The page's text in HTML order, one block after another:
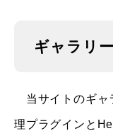
ギャラリ
当サイトのギャ
理プラグインと